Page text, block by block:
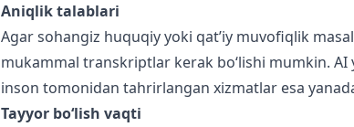
Aniqlik talablari
Agar sohangiz huquqiy yoki qat’iy muvofiqlik
mukammal transkriptlar kerak bo‘lishi mumkin. AI
inson tomonidan tahrirlangan xizmatlar esa
Tayyor bo‘lish vaqti